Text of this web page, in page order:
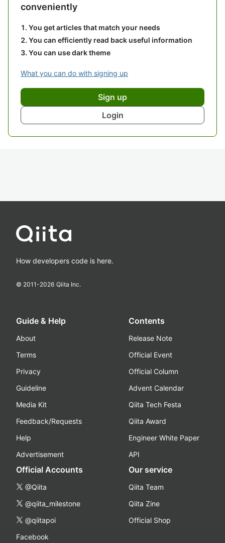
conveniently
You get articles that match your needs
You can efficiently read back useful information
You can use dark theme
What you can do with signing up
Sign up
Login
How developers code is here.
© 2011-2026 Qiita Inc.
Guide & Help
About
Terms
Privacy
Guideline
Media Kit
Feedback/Requests
Help
Advertisement
Contents
Release Note
Official Event
Official Column
Advent Calendar
Qiita Tech Festa
Qiita Award
Engineer White Paper
API
Official Accounts
@Qiita
@qiita_milestone
@qiitapoi
Facebook
Our service
Qiita Team
Qiita Zine
Official Shop